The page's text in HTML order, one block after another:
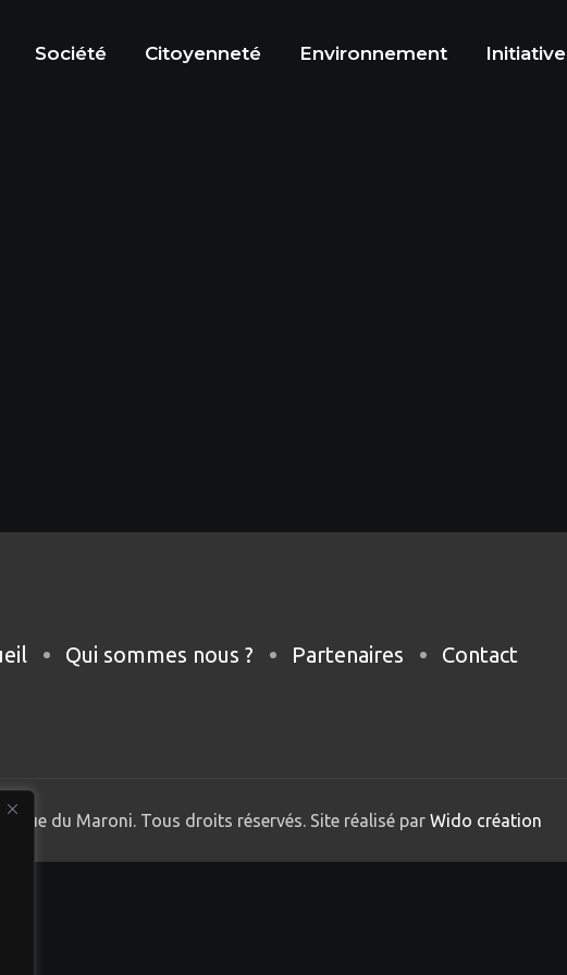
Société Citoyenneté Environnement Initiative
Qui sommes nous ? Partenaires Contact
du Maroni. Tous droits réservés. Site réalisé parWido création